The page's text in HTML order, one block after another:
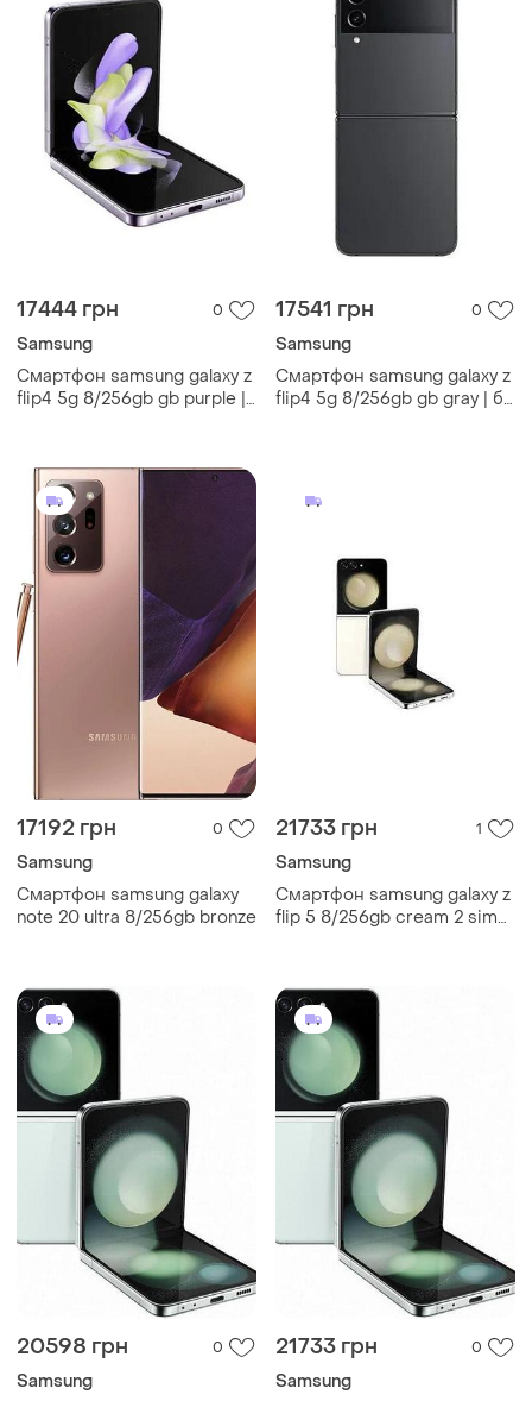
17444 грн 0
Samsung
Смартфон samsung galaxy z
flip4 5g 8/256gb gb purple |
17541 грн 0
Samsung
Смартфон samsung galaxy z
flip4 5g 8/256gb gb gray | б/
17192 грн 0
Samsung
Смартфон samsung galaxy
note 20 ultra 8/256gb bronze
21733 грн 1
Samsung
Смартфон samsung galaxy z
flip 5 8/256gb cream 2 sim
20598 грн 0
Samsung
21733 грн 0
Samsung